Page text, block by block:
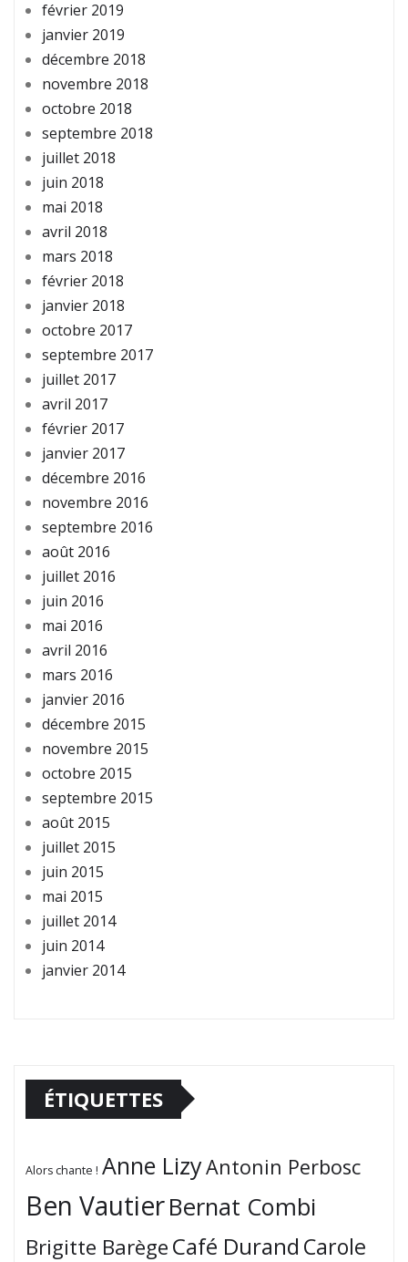
février 2019
janvier 2019
décembre 2018
novembre 2018
octobre 2018
septembre 2018
juillet 2018
juin 2018
mai 2018
avril 2018
mars 2018
février 2018
janvier 2018
octobre 2017
septembre 2017
juillet 2017
avril 2017
février 2017
janvier 2017
décembre 2016
novembre 2016
septembre 2016
août 2016
juillet 2016
juin 2016
mai 2016
avril 2016
mars 2016
janvier 2016
décembre 2015
novembre 2015
octobre 2015
septembre 2015
août 2015
juillet 2015
juin 2015
mai 2015
juillet 2014
juin 2014
janvier 2014
ÉTIQUETTES
Alors chante ! Anne LizyAntonin Perbosc
Ben VautierBernat Combi
Brigitte BarègeCafé Durand Carole